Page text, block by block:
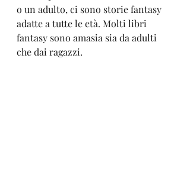
o un adulto, ci sono storie fantasy
adatte a tutte le età. Molti libri
fantasy sono amasia sia da adulti
che dai ragazzi.